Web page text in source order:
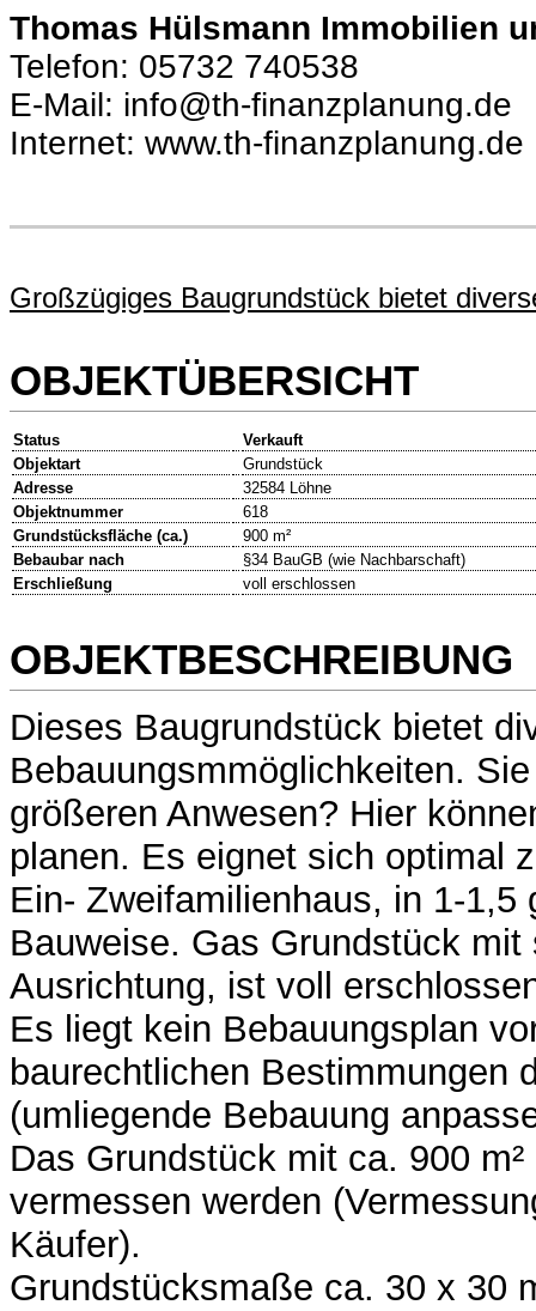
Thomas Hülsmann Immobilien
Telefon: 05732 740538
E-Mail: info@th-finanzplanung.de
Internet: www.th-finanzplanung.de
Großzügiges Baugrundstück bietet
OBJEKTÜBERSICHT
Status
Verkauft
Objektart
Grundstück
Adresse
32584 Löhne
Objektnummer
618
Grundstücksfläche (ca.)
900 m²
Bebaubar nach
§34 BauGB (wie Nachbarschaft)
Erschließung
voll erschlossen
OBJEKTBESCHREIBUNG
Dieses Baugrundstück bietet
Bebauungsmmöglichkeiten.
größeren Anwesen? Hier
planen. Es eignet sich optimal
Ein- Zweifamilienhaus, in 1-1,5
Bauweise. Gas Grundstück mit
Ausrichtung, ist voll
Es liegt kein Bebauungsplan
baurechtlichen Bestimmungen
(umliegende Bebauung
Das Grundstück mit ca. 900
vermessen werden
Käufer).
Grundstücksmaße ca. 30 x 30